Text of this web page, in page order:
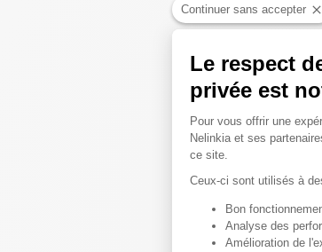
un devis ?
et bénéficiez d’avantages !
Continuer sans accepter
Le respect
privée est
Plateforme
Pour vous offrir une
Nelinkia et ses
ce site.
Ceux-ci sont utilisés à
Bon
Analyse des
Amélioration de